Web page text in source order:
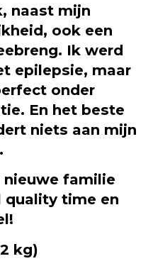
naast mijn
ook een
Ik werd
epilepsie, maar
onder
En het beste
niets aan mijn
familie
quality time en
kg)